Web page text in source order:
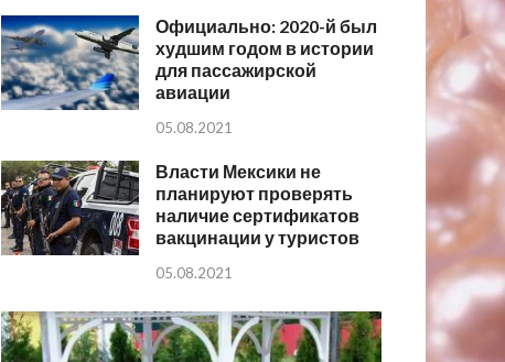
Официально: 2020-й был
худшим годом в истории
для пассажирской
авиации
05.08.2021
Власти Мексики не
планируют проверять
наличие сертификатов
вакцинации у туристов
05.08.2021